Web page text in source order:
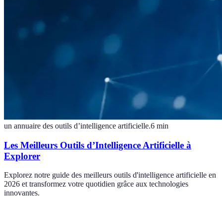
un annuaire des outils d’intelligence artificielle.6 min
Les Meilleurs Outils d’Intelligence Artificielle à
Explorer
Explorez notre guide des meilleurs outils d'intelligence artificielle en
2026 et transformez votre quotidien grâce aux technologies
innovantes.